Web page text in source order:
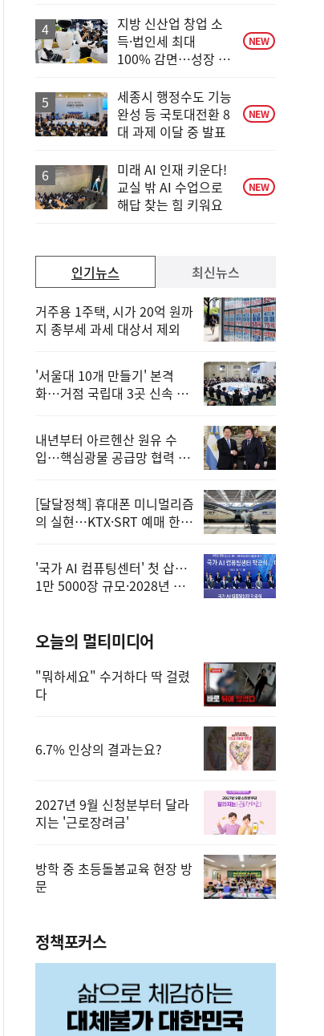
지방 신산업 창업 소
득·법인세 최대
100% 감면…성장 지
NEW
세종시 행정수도 기능
완성 등 국토대전환 8
대 과제 이달 중 발표
NEW
미래 AI 인재 키운다!
교실 밖 AI 수업으로
해답 찾는 힘 키워요
NEW
인기뉴스
거주용 1주택, 시가 20억 원까
지 종부세 과세 대상서 제외
'서울대 10개 만들기' 본격
화…거점 국립대 3곳 신속 선
내년부터 아르헨산 원유 수
입…핵심광물 공급망 협력 체
[달달정책] 휴대폰 미니멀리즘
의 실현…KTX·SRT 예매 한
'국가 AI 컴퓨팅센터' 첫 삽…
1만 5000장 규모·2028년 완
최신뉴스
오늘의 멀티미디어
"뭐하세요" 수거하다 딱 걸렸
다
6.7% 인상의 결과는요?
2027년 9월 신청분부터 달라
지는 '근로장려금'
방학 중 초등돌봄교육 현장 방
문
정책포커스